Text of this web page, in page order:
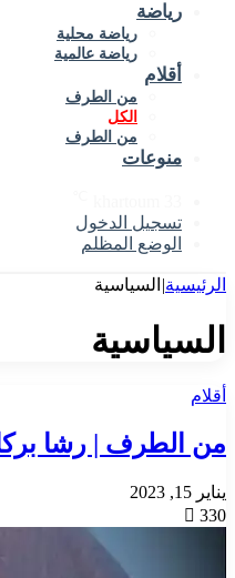
رياضة
رياضة محلية
رياضة عالمية
أقلام
من الطرف
الكل
من الطرف
منوعات
تسجيل الدخول
الوضع المظلم
الرئيسية| السياسية
السياسية
أقلام
من الطرف | رشا
يناير 15, 2023
330